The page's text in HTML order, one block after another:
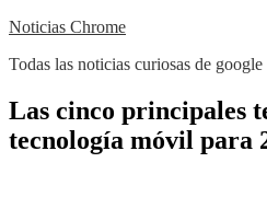
Skip
content
Noticias Chrome
Todas las noticias curiosas de google
Close
Menu
Las cinco principales
tecnología móvil para